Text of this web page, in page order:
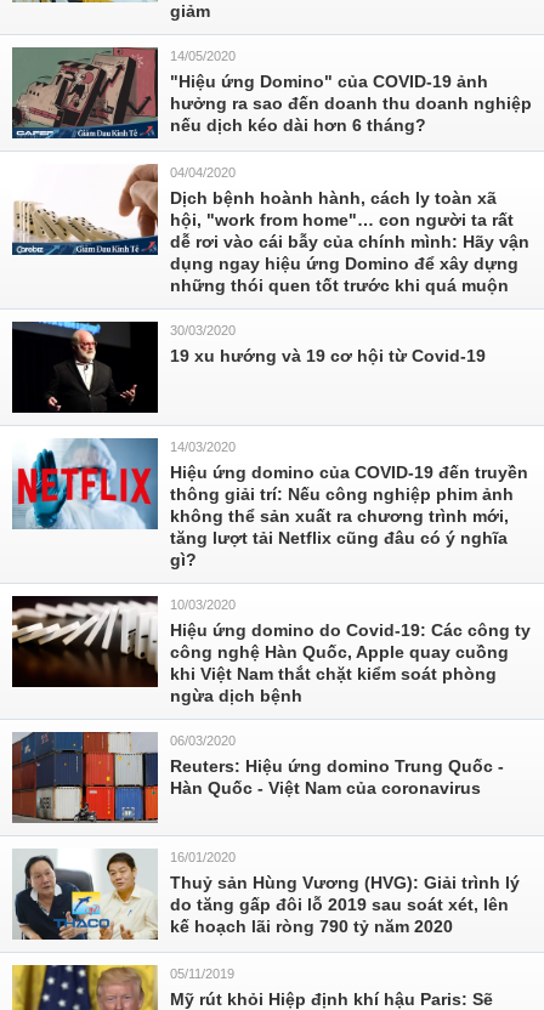
giảm
14/05/2020
"Hiệu ứng Domino" của COVID-19 ảnh
hưởng ra sao đến doanh thu doanh nghiệp
nếu dịch kéo dài hơn 6 tháng?
04/04/2020
Dịch bệnh hoành hành, cách ly toàn xã
hội, "work from home"… con người ta rất
dễ rơi vào cái bẫy của chính mình: Hãy vận
dụng ngay hiệu ứng Domino để xây dựng
những thói quen tốt trước khi quá muộn
30/03/2020
19 xu hướng và 19 cơ hội từ Covid-19
14/03/2020
Hiệu ứng domino của COVID-19 đến truyền
thông giải trí: Nếu công nghiệp phim ảnh
không thể sản xuất ra chương trình mới,
tăng lượt tải Netflix cũng đâu có ý nghĩa
gì?
10/03/2020
Hiệu ứng domino do Covid-19: Các công ty
công nghệ Hàn Quốc, Apple quay cuồng
khi Việt Nam thắt chặt kiểm soát phòng
ngừa dịch bệnh
06/03/2020
Reuters: Hiệu ứng domino Trung Quốc -
Hàn Quốc - Việt Nam của coronavirus
16/01/2020
Thuỷ sản Hùng Vương (HVG): Giải trình lý
do tăng gấp đôi lỗ 2019 sau soát xét, lên
kế hoạch lãi ròng 790 tỷ năm 2020
05/11/2019
Mỹ rút khỏi Hiệp định khí hậu Paris: Sẽ